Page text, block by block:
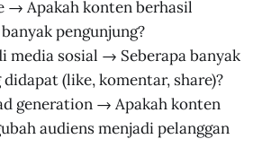
→ Apakah konten berhasil
pengunjung?
media sosial → Seberapa banyak
(like, komentar, share)?
generation → Apakah konten
audiens menjadi pelanggan